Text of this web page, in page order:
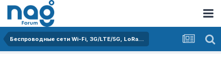
Беспроводные сети Wi-Fi, 3G/LTE/5G, LoRa...